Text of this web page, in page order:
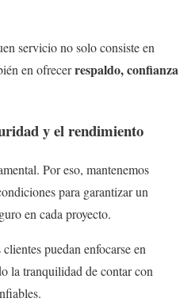
servicio no solo consiste en
en ofrecerrespaldo, confianza
y el rendimiento
Por eso, mantenemos
para garantizar un
en cada proyecto.
puedan enfocarse en
la tranquilidad de contar con